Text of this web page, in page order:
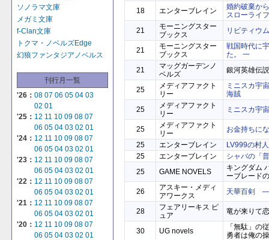
ソノラマ文庫
メガミ文庫
f-Clan文庫
トクマ・ノベルズEdge
幻狼ファンタジアノベルス
刊行月一覧
'26： 08 07 06 05 04 03
02 01
'25： 12 11 10 09 08 07
06 05 04 03 02 01
'24： 12 11 10 09 08 07
06 05 04 03 02 01
'23： 12 11 10 09 08 07
06 05 04 03 02 01
'22： 12 11 10 09 08 07
06 05 04 03 02 01
'21： 12 11 10 09 08 07
06 05 04 03 02 01
'20： 12 11 10 09 08 07
06 05 04 03 02 01
18
エンターブレイン
婚約破棄か
スローライ
21
モーニングスター
ブックス
リビティウ
21
モーニングスター
ブックス
戦国時代に
た。 一
21
マッグガーデンノ
ベルズ
銀河英雄伝
25
メディアファクト
リー
ミニスカ宇
海賊
25
メディアファクト
リー
ミニスカ宇
25
メディアファクト
リー
お金持ちに
25
エンターブレイン
LV999の村
25
エンターブレイン
シャバの「
25
GAME NOVELS
キングダム
ーブレード
26
アスキー・メディ
アワークス
天華百剣
28
フェアリーキス ピ
ュア
竜が来りて
30 UG novels
「無駄」の
勇者は俺の